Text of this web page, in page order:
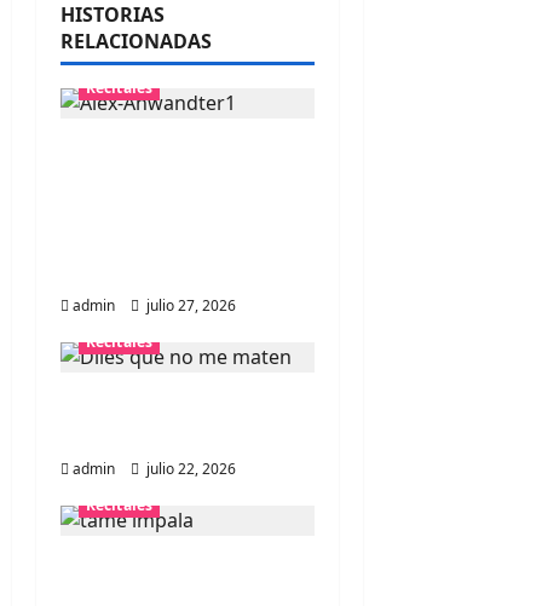
c
i
e
e
r
a
HISTORIAS
RELACIONADAS
Recitales
admin
julio 27, 2026
Recitales
admin
julio 22, 2026
Recitales